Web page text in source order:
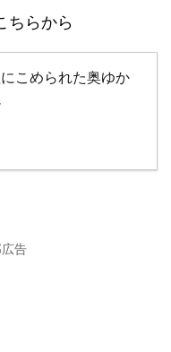
ちらから
こめられた奥ゆか
告